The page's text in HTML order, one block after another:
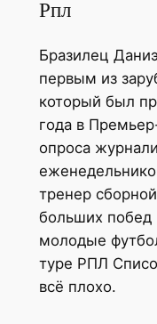
Рпл
Бразилец
первым из
который был
года в
опроса
тренер
больших побед
молодые
туре РПЛ
всё плохо.